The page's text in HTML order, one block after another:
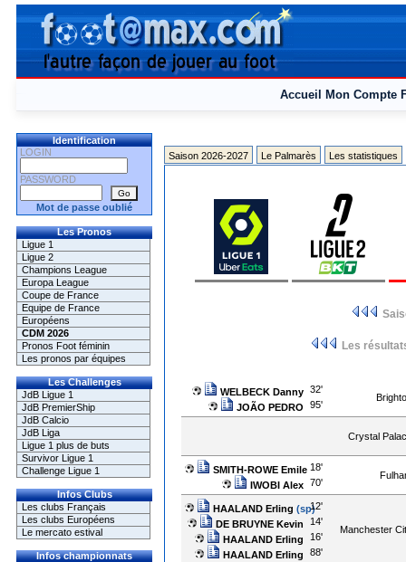
Accueil Mon Compte
Identification
LOGIN
PASSWORD
Mot de passe oublié
Les Pronos
Ligue 1
Ligue 2
Champions League
Europa League
Coupe de France
Equipe de France
Européens
CDM 2026
Pronos Foot féminin
Les pronos par équipes
Les Challenges
JdB Ligue 1
JdB PremierShip
JdB Calcio
JdB Liga
Ligue 1 plus de buts
Survivor Ligue 1
Challenge Ligue 1
Infos Clubs
Les clubs Français
Les clubs Européens
Le mercato estival
Infos championnats
Saison 2026-2027 Le Palmarès Les statistiques
Les
WELBECK Danny
32'
JOÃO PEDRO
95'
Crystal
SMITH-ROWE Emile 18'
IWOBI Alex
70'
HAALAND Erling (sp)12'
DE BRUYNE Kevin
14'
HAALAND Erling
16'
HAALAND Erling
88'
Manchester